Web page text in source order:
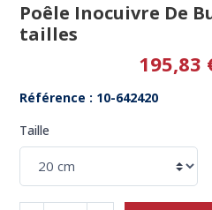
Poêle Inocuivre De
tailles
195,83
Référence : 10-642420
Taille